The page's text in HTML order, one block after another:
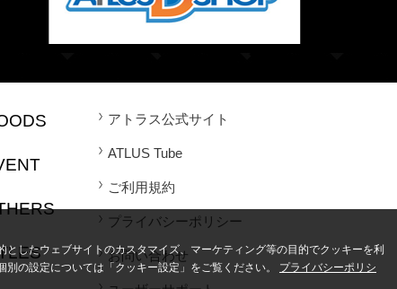
アトラス公式サイト
ATLUS Tube
ご利用規約
プライバシーポリシー
お問い合わせ
したウェブサイトのカスタマイズ、マーケティング等の目的でクッキーを利
の設定については「クッキー設定」をご覧ください。 プライバシーポリシ